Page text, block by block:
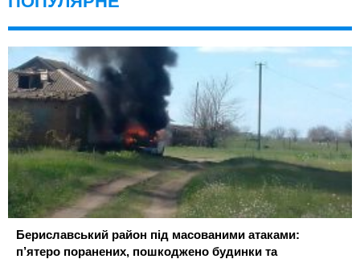
Бериславський район під масованими атаками:
п’ятеро поранених, пошкоджено будинки та